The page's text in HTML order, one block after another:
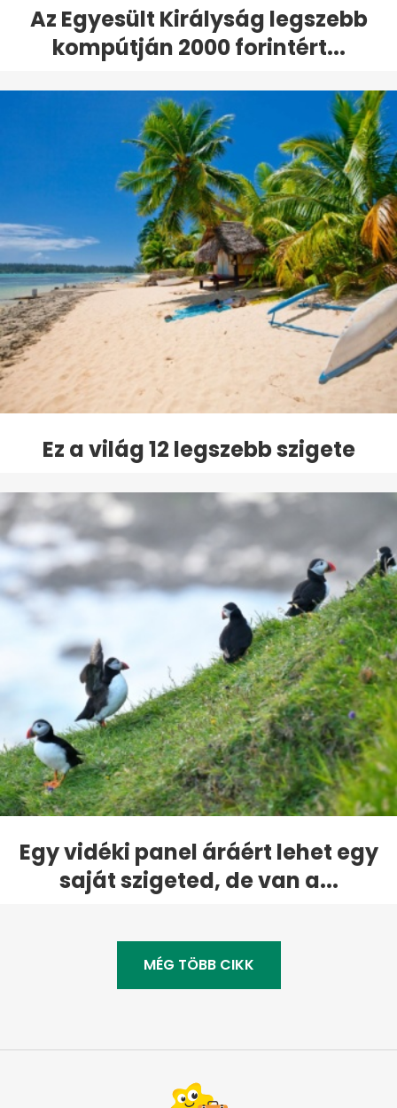
Az Egyesült Királyság legszebb
kompútján 2000 forintért...
Ez a világ 12 legszebb szigete
Egy vidéki panel áráért lehet egy
saját szigeted, de van a...
MÉG TÖBB CIKK